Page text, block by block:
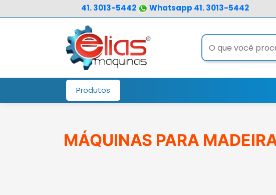
41. 3013-5442 Whatsapp 41. 3013-5442
Produtos
MÁQUINAS PARA